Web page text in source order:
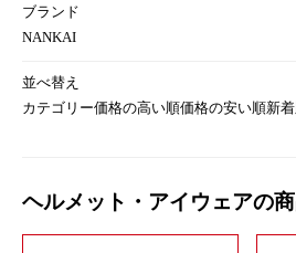
ブランド
NANKAI
並べ替え
カテゴリー価格の高い順価格の安い順新
ヘルメット・アイウェアの